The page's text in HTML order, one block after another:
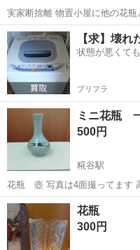
実家断捨離 物置小屋に他の花瓶
年も経ってると思います ホコ
東京 大田区 糀谷駅
【求】壊れ
状態が悪くて
プリフラ
ミニ花瓶
500円
糀谷駅
花瓶 壺 写真は4面撮ってます
東京 大田区 糀谷駅
花瓶
300円